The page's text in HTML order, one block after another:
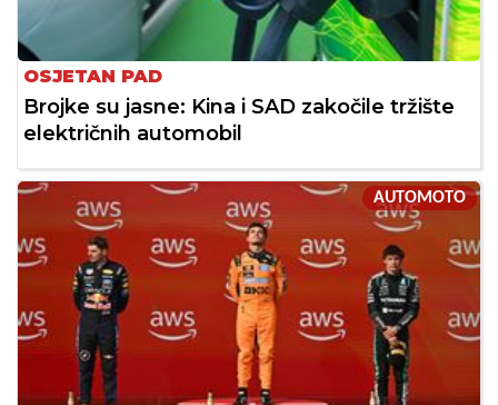
OSJETAN PAD
Brojke su jasne: Kina i SAD zakočile tržište
električnih automobil
AUTOMOTO